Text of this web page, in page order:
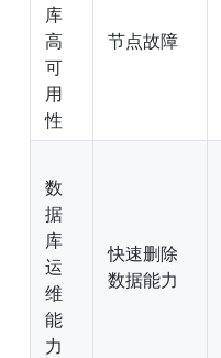
库
高
可
用
性
节点故障
数
据
库
运
维
能
力
快速删除
数据能力